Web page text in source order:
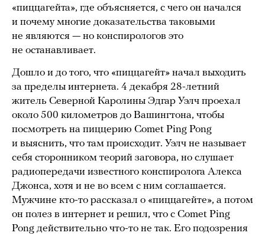
«пиццагейта», где объясняется, с чего он начался
и почему многие доказательства таковыми
не являются — но конспирологов это
не останавливает.
Дошло и до того, что «пиццагейт» начал выходить
за пределы интернета. 4 декабря 28-летний
житель Северной Каролины Эдгар Уэлч проехал
около 500 километров до Вашингтона, чтобы
посмотреть на пиццерию Comet Ping Pong
и выяснить, что там происходит. Уэлч не называет
себя сторонником теорий заговора, но слушает
радиопередачи известного конспиролога Алекса
Джонса, хотя и не во всем с ним соглашается.
Мужчине кто-то рассказал о «пиццагейте», а потом
он полез в интернет и решил, что с Comet Ping
Pong действительно что-то не так. Его подозрения